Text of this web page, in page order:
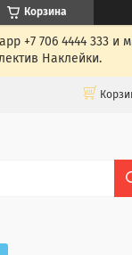
Корзина
+7 706 4444 333 и
Наклейки.